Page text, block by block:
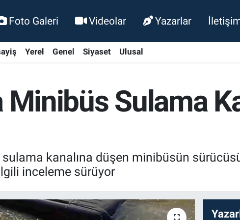
Foto Galeri Videolar Yazarlar
Yerel Genel Siyaset Ulusal
Minibüs Sulama
sulama kanalına düşen minibüsün
inceleme sürüyor